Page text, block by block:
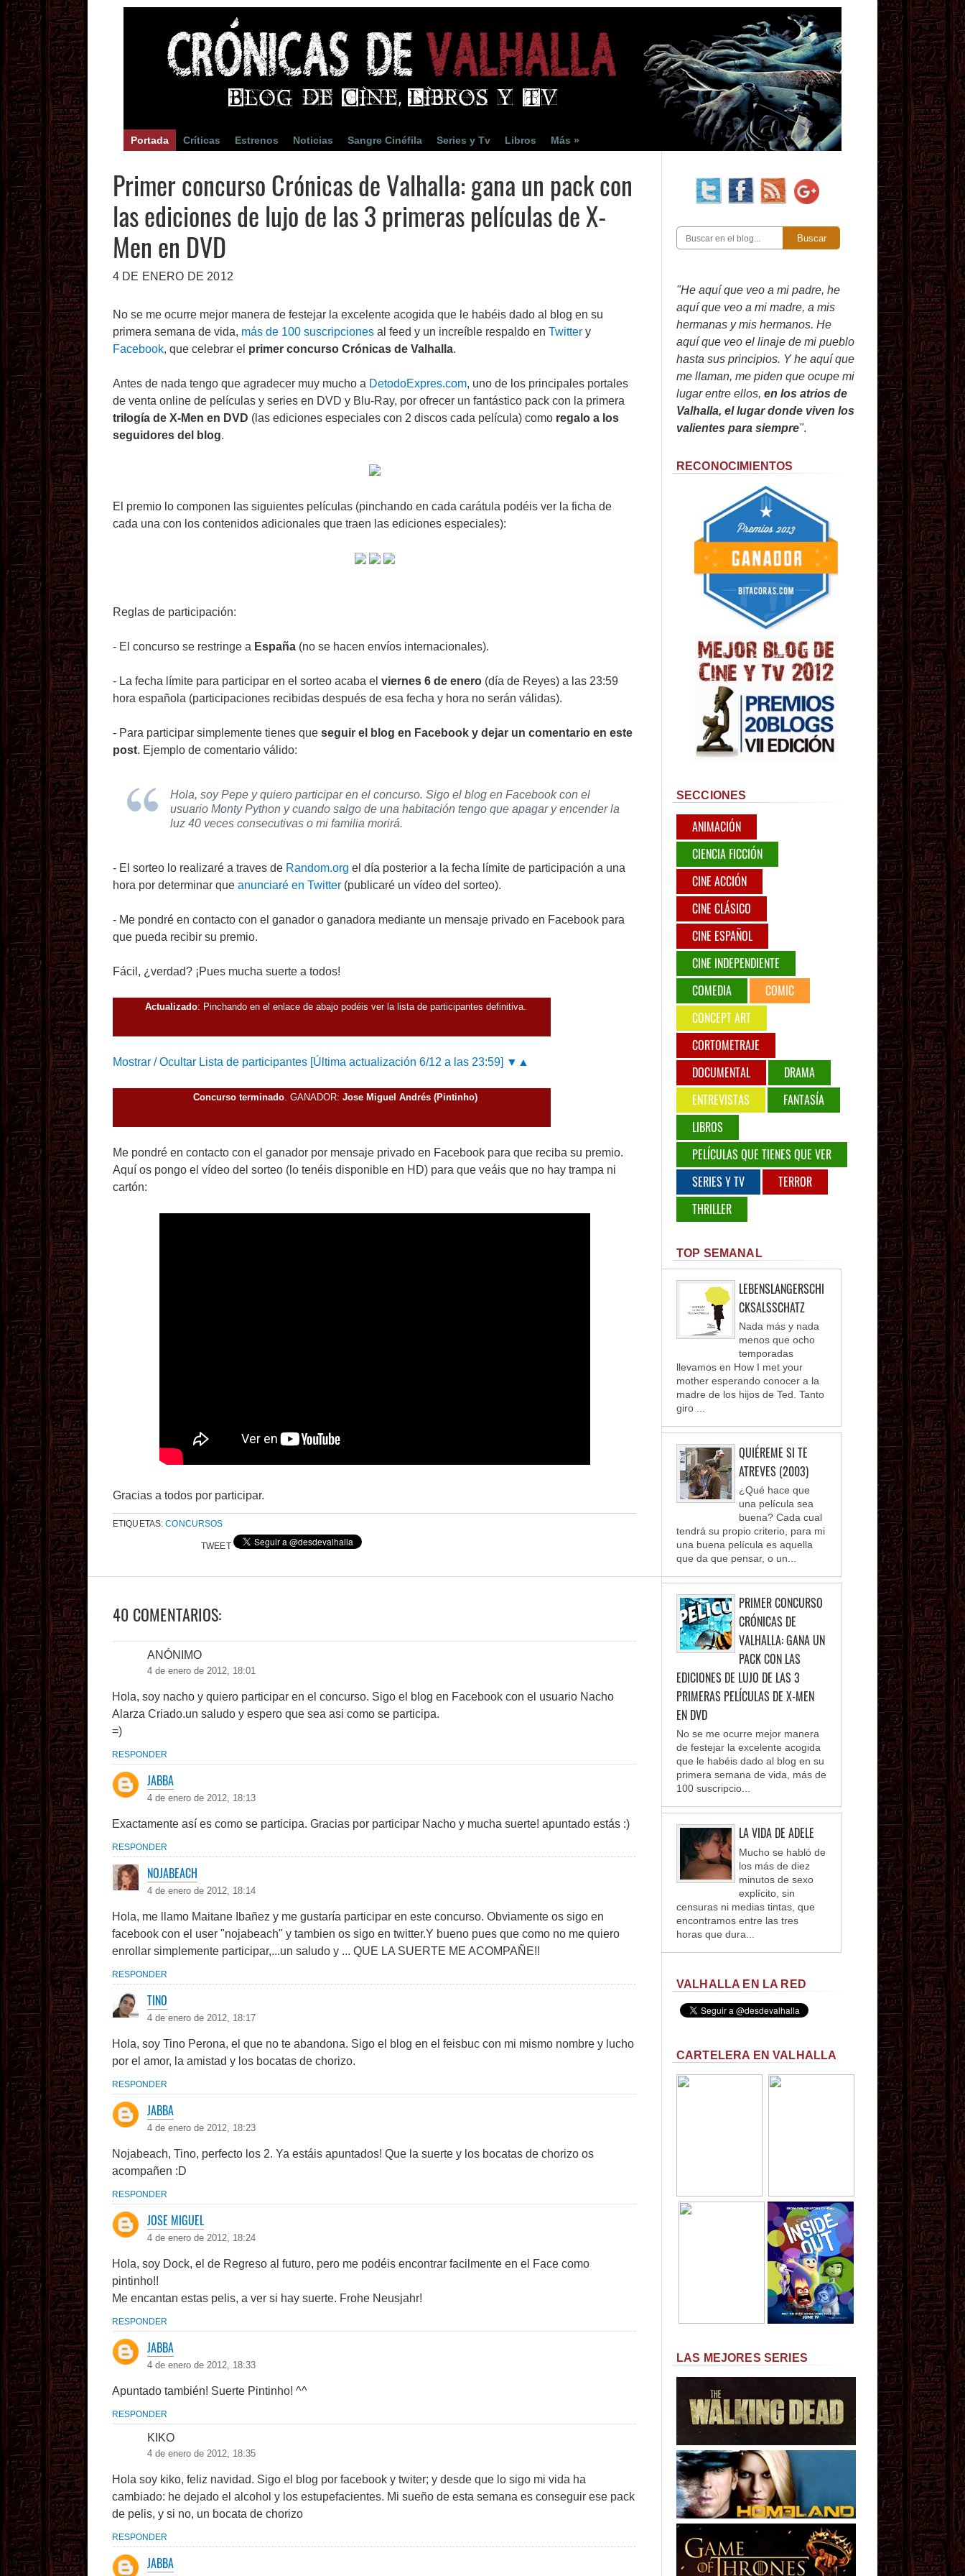
Portada Críticas Estrenos Noticias Sangre Cinéfila Series y Tv Libros Más »
Primer concurso Crónicas de Valhalla: gana un pack con
las ediciones de lujo de las 3 primeras películas de X-
Men en DVD
4 DE ENERO DE 2012
No se me ocurre mejor manera de festejar la excelente acogida que le habéis dado al blog en su
primera semana de vida, más de 100 suscripciones al feed y un increíble respaldo en Twitter y
Facebook, que celebrar el primer concurso Crónicas de Valhalla.
Antes de nada tengo que agradecer muy mucho a DetodoExpres.com, uno de los principales portales
de venta online de películas y series en DVD y Blu-Ray, por ofrecer un fantástico pack con la primera
trilogía de X-Men en DVD (las ediciones especiales con 2 discos cada película) como regalo a los
seguidores del blog.
El premio lo componen las siguientes películas (pinchando en cada carátula podéis ver la ficha de
cada una con los contenidos adicionales que traen las ediciones especiales):
Reglas de participación:
- El concurso se restringe a España (no se hacen envíos internacionales).
- La fecha límite para participar en el sorteo acaba el viernes 6 de enero (día de Reyes) a las 23:59
hora española (participaciones recibidas después de esa fecha y hora no serán válidas).
- Para participar simplemente tienes que seguir el blog en Facebook y dejar un comentario en este
post. Ejemplo de comentario válido:
Hola, soy Pepe y quiero participar en el concurso. Sigo el blog en Facebook con el
usuario Monty Python y cuando salgo de una habitación tengo que apagar y encender la
luz 40 veces consecutivas o mi familia morirá.
- El sorteo lo realizaré a traves de Random.org el día posterior a la fecha límite de participación a una
hora por determinar que anunciaré en Twitter (publicaré un vídeo del sorteo).
- Me pondré en contacto con el ganador o ganadora mediante un mensaje privado en Facebook para
que pueda recibir su premio.
Fácil, ¿verdad? ¡Pues mucha suerte a todos!
Actualizado: Pinchando en el enlace de abajo podéis ver la lista de participantes definitiva.
Mostrar / Ocultar Lista de participantes [Última actualización 6/12 a las 23:59] ▼▲
Concurso terminado. GANADOR: Jose Miguel Andrés (Pintinho)
Me pondré en contacto con el ganador por mensaje privado en Facebook para que reciba su premio.
Aquí os pongo el vídeo del sorteo (lo tenéis disponible en HD) para que veáis que no hay trampa ni
cartón:
Gracias a todos por participar.
ETIQUETAS:CONCURSOS
TWEET
40 COMENTARIOS:
ANÓNIMO
4 de enero de 2012, 18:01
Hola, soy nacho y quiero participar en el concurso. Sigo el blog en Facebook con el usuario Nacho
Alarza Criado.un saludo y espero que sea asi como se participa.
=)
RESPONDER
JABBA
4 de enero de 2012, 18:13
Exactamente así es como se participa. Gracias por participar Nacho y mucha suerte! apuntado estás :)
RESPONDER
NOJABEACH
4 de enero de 2012, 18:14
Hola, me llamo Maitane Ibañez y me gustaría participar en este concurso. Obviamente os sigo en
facebook con el user "nojabeach" y tambien os sigo en twitter.Y bueno pues que como no me quiero
enrollar simplemente participar,...un saludo y ... QUE LA SUERTE ME ACOMPAÑE!!
RESPONDER
TINO
4 de enero de 2012, 18:17
Hola, soy Tino Perona, el que no te abandona. Sigo el blog en el feisbuc con mi mismo nombre y lucho
por el amor, la amistad y los bocatas de chorizo.
RESPONDER
JABBA
4 de enero de 2012, 18:23
Nojabeach, Tino, perfecto los 2. Ya estáis apuntados! Que la suerte y los bocatas de chorizo os
acompañen :D
RESPONDER
JOSE MIGUEL
4 de enero de 2012, 18:24
Hola, soy Dock, el de Regreso al futuro, pero me podéis encontrar facilmente en el Face como
pintinho!!
Me encantan estas pelis, a ver si hay suerte. Frohe Neusjahr!
RESPONDER
JABBA
4 de enero de 2012, 18:33
Apuntado también! Suerte Pintinho! ^^
RESPONDER
KIKO
4 de enero de 2012, 18:35
Hola soy kiko, feliz navidad. Sigo el blog por facebook y twiter; y desde que lo sigo mi vida ha
cambiado: he dejado el alcohol y los estupefacientes. Mi sueño de esta semana es conseguir ese pack
de pelis, y si no, un bocata de chorizo
RESPONDER
JABBA
Buscar
"He aquí que veo a mi padre, he
aquí que veo a mi madre, a mis
hermanas y mis hermanos. He
aquí que veo el linaje de mi pueblo
hasta sus principios. Y he aquí que
me llaman, me piden que ocupe mi
lugar entre ellos, en los atrios de
Valhalla, el lugar donde viven los
valientes para siempre".
RECONOCIMIENTOS
SECCIONES
ANIMACIÓN
CIENCIA FICCIÓN
CINE ACCIÓN
CINE CLÁSICO
CINE ESPAÑOL
CINE INDEPENDIENTE
COMEDIA
COMIC
CONCEPT ART
CORTOMETRAJE
DOCUMENTAL
DRAMA
ENTREVISTAS
FANTASÍA
LIBROS
PELÍCULAS QUE TIENES QUE VER
SERIES Y TV
TERROR
THRILLER
TOP SEMANAL
LEBENSLANGERSCHI
CKSALSSCHATZ
Nada más y nada
menos que ocho
temporadas
llevamos en How I met your
mother esperando conocer a la
madre de los hijos de Ted. Tanto
giro ...
QUIÉREME SI TE
ATREVES (2003)
¿Qué hace que
una película sea
buena? Cada cual
tendrá su propio criterio, para mi
una buena película es aquella
que da que pensar, o un...
PRIMER CONCURSO
CRÓNICAS DE
VALHALLA: GANA UN
PACK CON LAS
EDICIONES DE LUJO DE LAS 3
PRIMERAS PELÍCULAS DE X-MEN
EN DVD
No se me ocurre mejor manera
de festejar la excelente acogida
que le habéis dado al blog en su
primera semana de vida, más de
100 suscripcio...
LA VIDA DE ADELE
Mucho se habló de
los más de diez
minutos de sexo
explícito, sin
censuras ni medias tintas, que
encontramos entre las tres
horas que dura...
VALHALLA EN LA RED
CARTELERA EN VALHALLA
LAS MEJORES SERIES